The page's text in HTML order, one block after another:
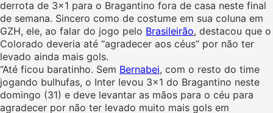
derrota de 3×1 para o Bragantino fora de casa neste final
de semana. Sincero como de costume em sua coluna em
GZH, ele, ao falar do jogo pelo Brasileirão, destacou que o
Colorado deveria até “agradecer aos céus” por não ter
levado ainda mais gols.
“Até ficou baratinho. Sem Bernabei, com o resto do time
jogando bulhufas, o Inter levou 3x1 do Bragantino neste
domingo (31) e deve levantar as mãos para o céu para
agradecer por não ter levado muito mais gols em